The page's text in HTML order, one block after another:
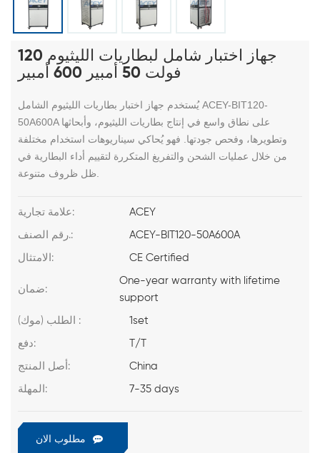
جهاز اختبار شامل لبطاريات الليثيوم 120
فولت 50 أمبير 600 أمبير
يُستخدم جهاز اختبار بطاريات الليثيوم الشامل ACEY-BIT120-
50A600A على نطاق واسع في إنتاج بطاريات الليثيوم، وأبحاثها
وتطويرها، وفحص جودتها. فهو يُحاكي سيناريوهات استخدام مختلفة
من خلال عمليات الشحن والتفريغ المتكررة لتقييم أداء البطارية في
علامة تجارية: ACEY
رقم الصنف.: ACEY-BIT120-50A600A
الامتثال: CE Certified
ضمان:
One-year warranty with lifetime
support
الطلب (موك) : 1set
دفع: T/T
أصل المنتج: China
المهلة: 7-35 days
مطلوب الان